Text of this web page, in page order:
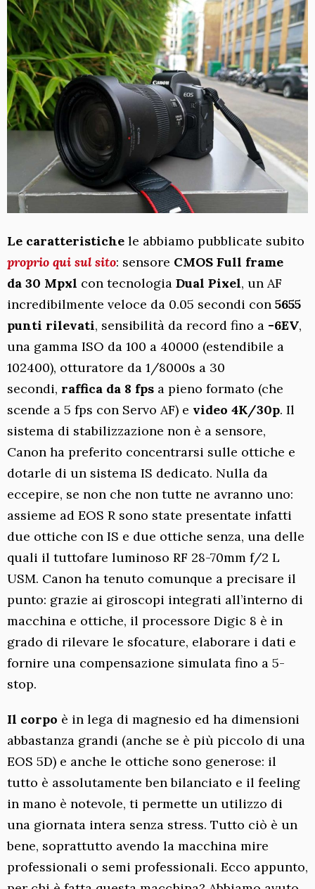
Le caratteristiche le abbiamo pubblicate subito
proprio qui sul sito: sensore CMOS Full frame
da 30 Mpxl con tecnologia Dual Pixel, un AF
incredibilmente veloce da 0.05 secondi con 5655
punti rilevati, sensibilità da record fino a -6EV,
una gamma ISO da 100 a 40000 (estendibile a
102400), otturatore da 1/8000s a 30
secondi, raffica da 8 fps a pieno formato (che
scende a 5 fps con Servo AF) e video 4K/30p. Il
sistema di stabilizzazione non è a sensore,
Canon ha preferito concentrarsi sulle ottiche e
dotarle di un sistema IS dedicato. Nulla da
eccepire, se non che non tutte ne avranno uno:
assieme ad EOS R sono state presentate infatti
due ottiche con IS e due ottiche senza, una delle
quali il tuttofare luminoso RF 28-70mm f/2 L
USM. Canon ha tenuto comunque a precisare il
punto: grazie ai giroscopi integrati all’interno di
macchina e ottiche, il processore Digic 8 è in
grado di rilevare le sfocature, elaborare i dati e
fornire una compensazione simulata fino a 5-
stop.
Il corpo è in lega di magnesio ed ha dimensioni
abbastanza grandi (anche se è più piccolo di una
EOS 5D) e anche le ottiche sono generose: il
tutto è assolutamente ben bilanciato e il feeling
in mano è notevole, ti permette un utilizzo di
una giornata intera senza stress. Tutto ciò è un
bene, soprattutto avendo la macchina mire
professionali o semi professionali. Ecco appunto,